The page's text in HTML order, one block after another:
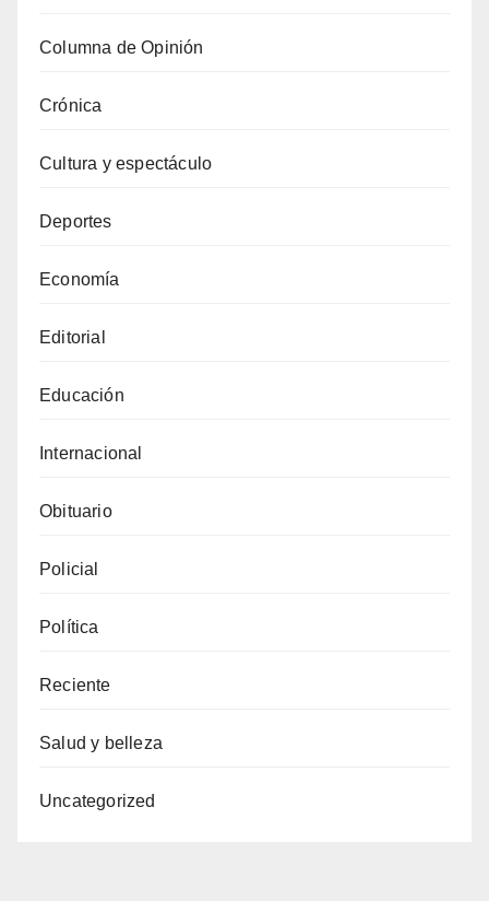
Columna de Opinión
Crónica
Cultura y espectáculo
Deportes
Economía
Editorial
Educación
Internacional
Obituario
Policial
Política
Reciente
Salud y belleza
Uncategorized